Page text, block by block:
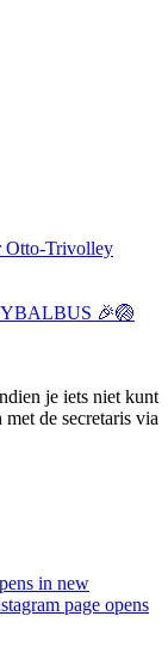
Otto-Trivolley
🎉🏐
je iets niet kunt
de secretaris via
in new
page opens